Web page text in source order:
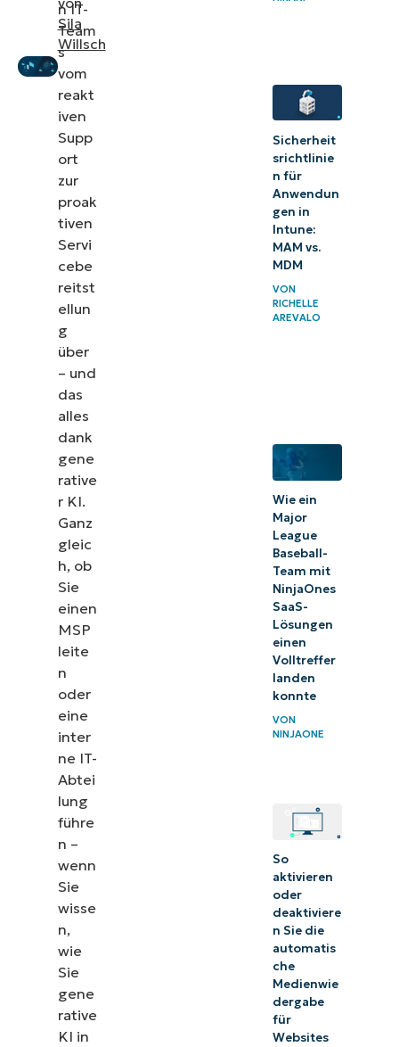
Sila
Willsch
Überlegungen
zu Sicherheit
Erreichen
n IT-
Team
s
vom
reakt
iven
Supp
ort
zur
proak
tiven
Servi
cebe
reitst
ellun
g
über
– und
das
alles
dank
gene
rative
r KI.
Ganz
gleic
h, ob
Sie
einen
MSP
leite
n
oder
eine
inter
ne IT-
Abtei
lung
führe
n –
wenn
Sie
wisse
n,
wie
Sie
gene
rative
KI in
Sicherheit
srichtlinie
n für
Anwendun
gen in
Intune:
MAM vs.
MDM
VON
RICHELLE
AREVALO
Wie ein
Major
League
Baseball-
Team mit
NinjaOnes
SaaS-
Lösungen
einen
Volltreffer
landen
konnte
VON
NINJAONE
So
aktivieren
oder
deaktiviere
n Sie die
automatis
che
Medienwie
dergabe
für
Websites